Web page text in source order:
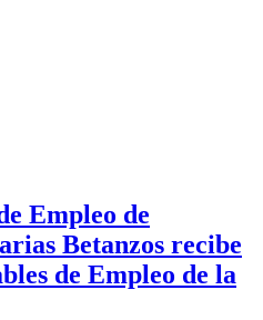
Empleo de
Betanzos recibe
de Empleo de la